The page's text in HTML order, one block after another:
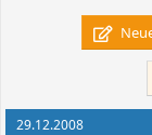
29.12.2008